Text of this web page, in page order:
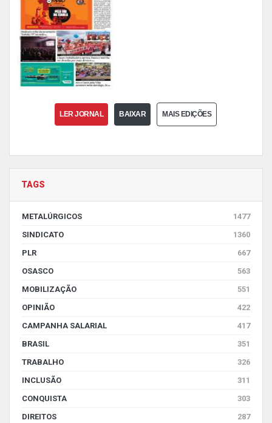
LER JORNAL BAIXAR MAIS EDIÇÕES
TAGS
METALÚRGICOS
1477
SINDICATO
1360
PLR
667
OSASCO
563
MOBILIZAÇÃO
551
OPINIÃO
422
CAMPANHA SALARIAL
417
BRASIL
351
TRABALHO
326
INCLUSÃO
311
CONQUISTA
303
DIREITOS
287